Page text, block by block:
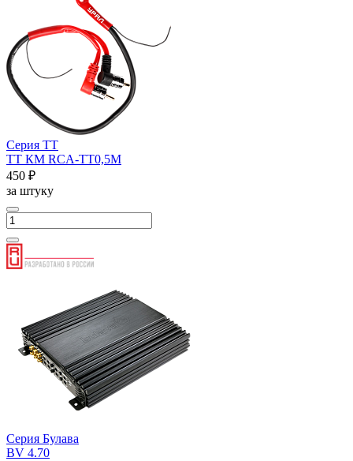
Серия ТТ
ТТ КМ RCA-ТТ0,5М
450 ₽
за штуку
Серия Булава
BV 4.70